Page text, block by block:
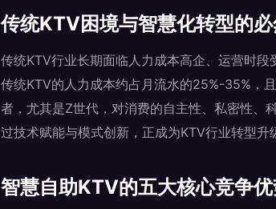
传统KTV困境与智慧化转型的
传统KTV行业长期面临人力成本高企、运营时
传统KTV的人力成本约占月流水的25%-35%，
者，尤其是Z世代，对消费的自主性、私密性、
过技术赋能与模式创新，正成为KTV行业转型升
智慧自助KTV的五大核心竞争